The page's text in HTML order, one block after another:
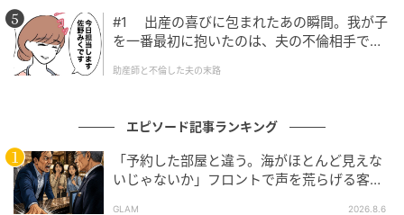
#1 出産の喜びに包まれたあの瞬間。我が子
を一番最初に抱いたのは、夫の不倫相手でし
助産師と不倫した夫の末路
エピソード記事ランキング
「予約した部屋と違う。海がほとんど見えな
いじゃないか」フロントで声を荒らげる客。
GLAM 2026.8.6